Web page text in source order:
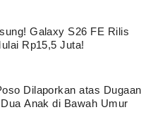
Galaxy S26 FE Rilis
Rp15,5 Juta!
Dilaporkan atas Dugaan
Anak di Bawah Umur